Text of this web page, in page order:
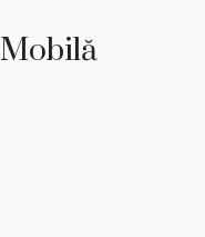
Mobilă